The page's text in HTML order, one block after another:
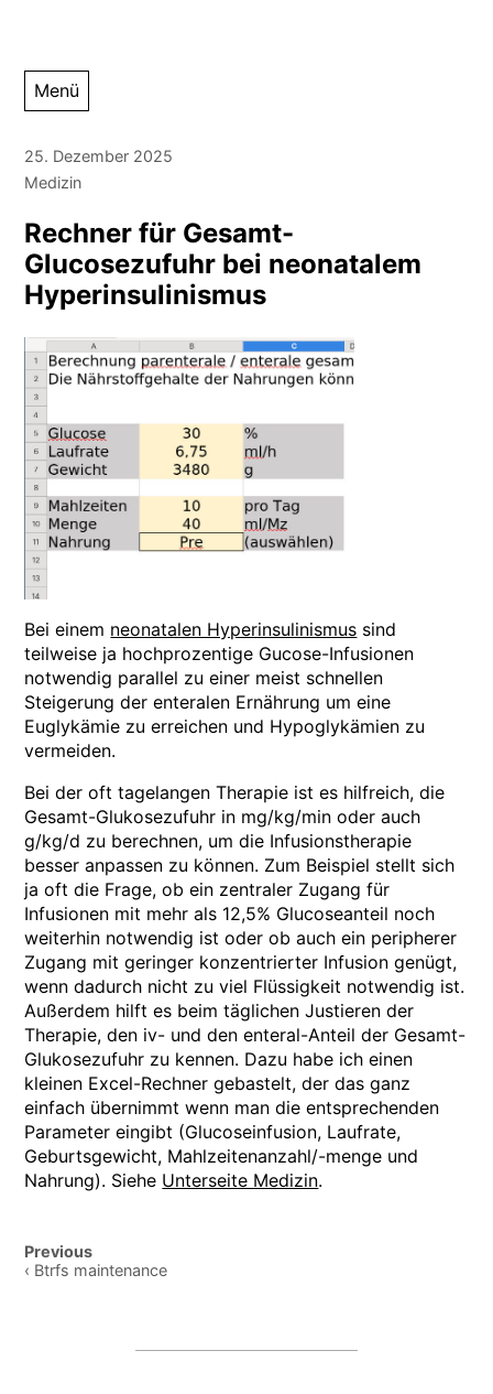
InhaltMenü
25. Dezember 2025
Medizin
Rechner für Gesamt-
Glucosezufuhr bei neonatalem
Hyperinsulinismus
Bei einem neonatalen Hyperinsulinismus sind
teilweise ja hochprozentige Gucose-Infusionen
notwendig parallel zu einer meist schnellen
Steigerung der enteralen Ernährung um eine
Euglykämie zu erreichen und Hypoglykämien zu
vermeiden.
Bei der oft tagelangen Therapie ist es hilfreich, die
Gesamt-Glukosezufuhr in mg/kg/min oder auch
g/kg/d zu berechnen, um die Infusionstherapie
besser anpassen zu können. Zum Beispiel stellt sich
ja oft die Frage, ob ein zentraler Zugang für
Infusionen mit mehr als 12,5% Glucoseanteil noch
weiterhin notwendig ist oder ob auch ein peripherer
Zugang mit geringer konzentrierter Infusion genügt,
wenn dadurch nicht zu viel Flüssigkeit notwendig ist.
Außerdem hilft es beim täglichen Justieren der
Therapie, den iv- und den enteral-Anteil der Gesamt-
Glukosezufuhr zu kennen. Dazu habe ich einen
kleinen Excel-Rechner gebastelt, der das ganz
einfach übernimmt wenn man die entsprechenden
Parameter eingibt (Glucoseinfusion, Laufrate,
Geburtsgewicht, Mahlzeitenanzahl/-menge und
Nahrung). Siehe Unterseite Medizin.
Post
navigation
Previous
‹ Btrfs maintenance